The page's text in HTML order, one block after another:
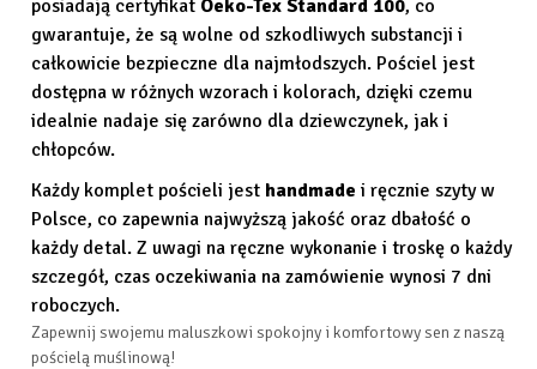
posiadają certyfikat Oeko-Tex Standard 100, co
gwarantuje, że są wolne od szkodliwych substancji i
całkowicie bezpieczne dla najmłodszych. Pościel jest
dostępna w różnych wzorach i kolorach, dzięki czemu
idealnie nadaje się zarówno dla dziewczynek, jak i
chłopców.
Każdy komplet pościeli jest handmade i ręcznie szyty w
Polsce, co zapewnia najwyższą jakość oraz dbałość o
każdy detal. Z uwagi na ręczne wykonanie i troskę o każdy
szczegół, czas oczekiwania na zamówienie wynosi 7 dni
roboczych.
Zapewnij swojemu maluszkowi spokojny i komfortowy sen z naszą
pościelą muślinową!